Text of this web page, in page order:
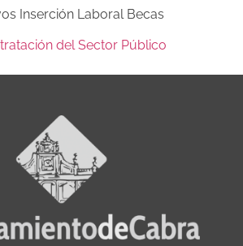
Inserción Laboral Becas
del Sector Público